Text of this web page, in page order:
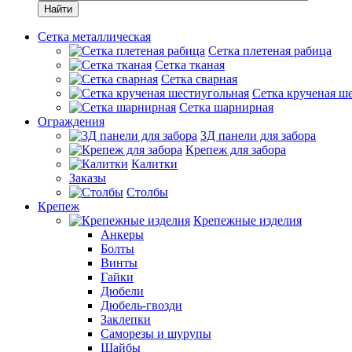
Найти
Сетка металлическая
Сетка плетеная рабица
Сетка тканая
Сетка сварная
Сетка крученая
Сетка шарнирная
Ограждения
3Д панели для забора
Крепеж для забора
Калитки
Заказы
Столбы
Крепеж
Крепежные изделия
Анкеры
Болты
Винты
Гайки
Дюбели
Дюбель-гвозди
Заклепки
Саморезы и шурупы
Шайбы